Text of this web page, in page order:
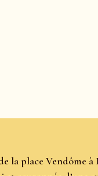
la place Vendôme à